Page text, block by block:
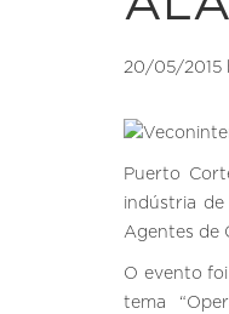
20/05/2015
Puerto
indústria
Agentes de
O evento
tema